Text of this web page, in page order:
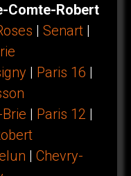
Comte-Robert
| Senart |
| Paris 16 |
| Paris 12 |
| Chevry-